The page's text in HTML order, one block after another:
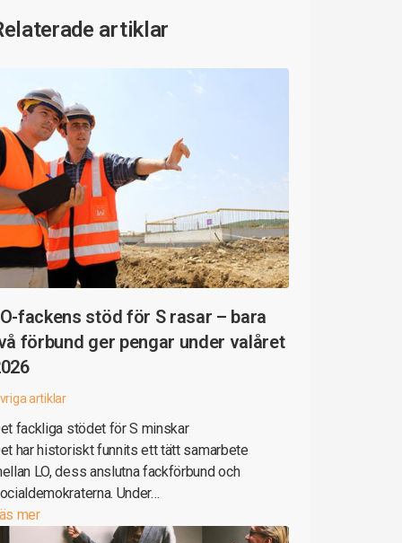
artiklar
fackens stöd för S rasar – bara
förbund ger pengar under valåret
artiklar
fackliga stödet för S minskar
har historiskt funnits ett tätt samarbete
LO, dess anslutna fackförbund och
Under…
mer